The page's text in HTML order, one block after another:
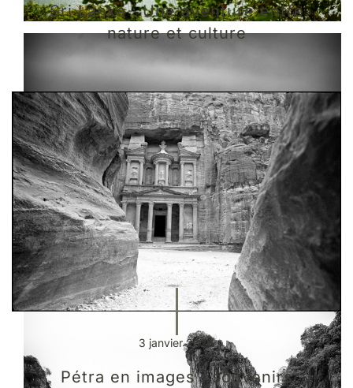
Sri Lanka : Une aventure entre
nature et culture
3 janvier 2026
Pétra en images : souvenirs